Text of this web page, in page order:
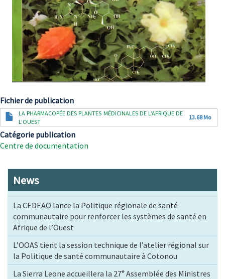
Fichier de publication
DocumentLA PHARMACOPÉE DES PLANTES MÉDICINALES DE L’AFRIQUE DE
L’OUEST
13.68 Mo
Catégorie publication
Centre de documentation
News
La CEDEAO lance la Politique régionale de santé
communautaire pour renforcer les systèmes de santé en
Afrique de l’Ouest
L’OOAS tient la session technique de l’atelier régional sur
la Politique de santé communautaire à Cotonou
La Sierra Leone accueillera la 27ᵉ Assemblée des Ministres